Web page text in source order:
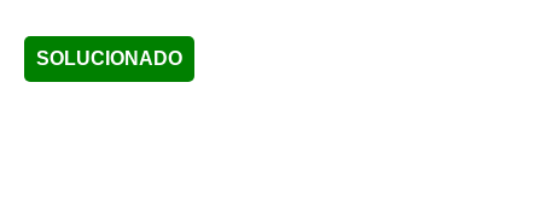
SOLUCIONADO